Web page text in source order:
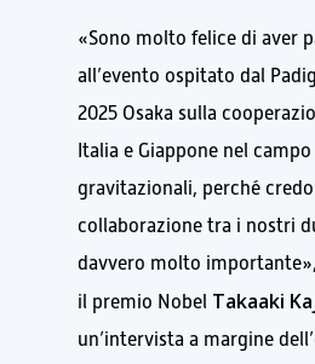
«Sono molto felice di aver
all’evento ospitato dal
2025 Osaka sulla
Italia e Giappone nel
gravitazionali, perché
collaborazione tra i nostri
davvero molto
il premio Nobel Takaaki
un’intervista a margine